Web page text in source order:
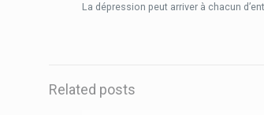
La dépression peut arriver à chacun
Related posts